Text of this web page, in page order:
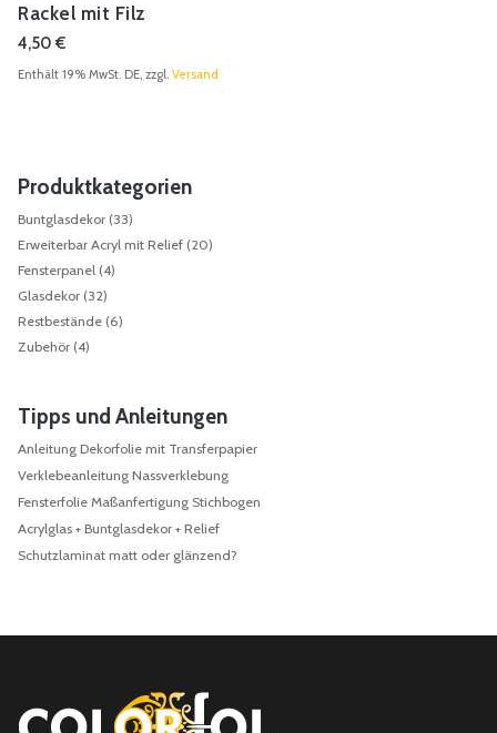
Rackel mit Filz
4,50€
Enthält 19% MwSt. DE, zzgl. Versand
Produktkategorien
Buntglasdekor (33)
Erweiterbar Acryl mit Relief (20)
Fensterpanel (4)
Glasdekor (32)
Restbestände (6)
Zubehör (4)
Tipps und Anleitungen
Anleitung Dekorfolie mit Transferpapier
Verklebeanleitung Nassverklebung
Fensterfolie Maßanfertigung Stichbogen
Acrylglas + Buntglasdekor + Relief
Schutzlaminat matt oder glänzend?